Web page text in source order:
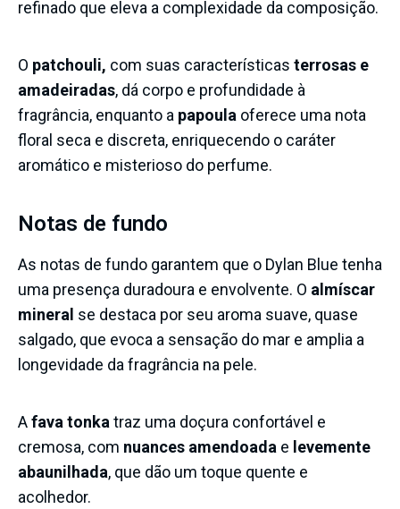
refinado que eleva a complexidade da composição.
O patchouli, com suas características terrosas e
amadeiradas, dá corpo e profundidade à
fragrância, enquanto a papoula oferece uma nota
floral seca e discreta, enriquecendo o caráter
aromático e misterioso do perfume.
Notas de fundo
As notas de fundo garantem que o Dylan Blue tenha
uma presença duradoura e envolvente. O almíscar
mineral se destaca por seu aroma suave, quase
salgado, que evoca a sensação do mar e amplia a
longevidade da fragrância na pele.
Afava tonka traz uma doçura confortável e
cremosa, com nuances amendoada e levemente
abaunilhada, que dão um toque quente e
acolhedor.